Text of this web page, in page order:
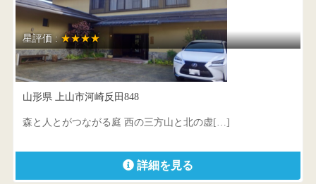
星評価 :★★★★
おやど森の音
山形県 上山市河崎反田848
森と人とがつながる庭 西の三方山と北の虚[…]
詳細を見る